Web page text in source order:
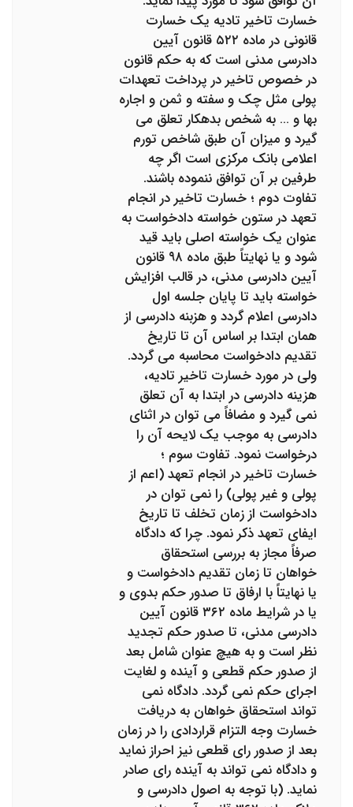
خسارت تاخیر تادیه یک خسارت
قانونی در ماده ۵۲۲ قانون آیین
دادرسی مدنی است که به حکم قانون
در خصوص تاخیر در پرداخت تعهدات
پولی مثل چک و سفته و ثمن و اجاره
بها و … به شخص بدهکار تعلق می
گیرد و میزان آن طبق شاخص تورم
اعلامی بانک مرکزی است اگر چه
طرفین بر آن توافق ننموده باشند.
تفاوت دوم ؛ خسارت تاخیر در انجام
تعهد در ستون خواسته دادخواست به
عنوان یک خواسته اصلی باید قید
شود و یا نهایتاً طبق ماده ۹۸ قانون
آیین دادرسی مدنی، در قالب افزایش
خواسته باید تا پایان جلسه اول
دادرسی اعلام گردد و هزبنه دادرسی از
همان ابتدا بر اساس آن تا تاریخ
تقدیم دادخواست محاسبه می گردد.
ولی در مورد خسارت تاخیر تادیه،
هزینه دادرسی در ابتدا به آن تعلق
نمی گیرد و مضافاً می توان در اثنای
دادرسی به موجب یک لایحه آن را
درخواست نمود. تفاوت سوم ؛
خسارت تاخیر در انجام تعهد (اعم از
پولی و غیر پولی) را نمی توان در
دادخواست از زمان تخلف تا تاریخ
ایفای تعهد ذکر نمود. چرا که دادگاه
صرفاً مجاز به بررسی استحقاق
خواهان تا زمان تقدیم دادخواست و
یا نهایتاً با ارفاق تا صدور حکم بدوی و
یا در شرایط ماده ۳۶۲ قانون آیین
دادرسی مدنی، تا صدور حکم تجدید
نظر است و به هیچ عنوان شامل بعد
از صدور حکم قطعی و آینده و لغایت
اجرای حکم نمی گردد. دادگاه نمی
تواند استحقاق خواهان به دریافت
خسارت وجه التزام قراردادی را در زمان
بعد از صدور رای قطعی نیز احراز نماید
و دادگاه نمی تواند به آینده رای صادر
نماید. (با توجه به اصول دادرسی و